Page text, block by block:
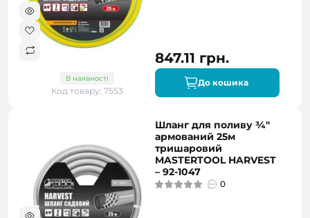
В наявності
Код товару: 7553
847.11 грн.
До кошика
Шланг для поливу ¾"
армований 25м
тришаровий
MASTERTOOL HARVEST
– 92-1047
0